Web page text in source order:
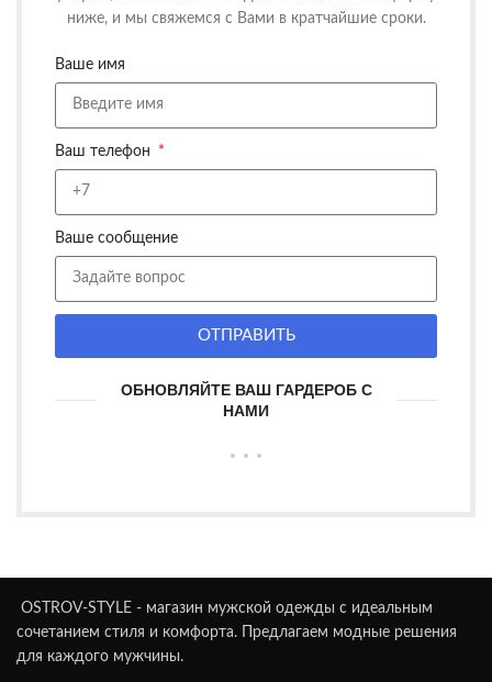
ниже, и мы свяжемся с Вами в кратчайшие сроки.
Ваше имя
Ваш телефон
Ваше сообщение
ОТПРАВИТЬ
ОБНОВЛЯЙТЕ ВАШ ГАРДЕРОБ С
НАМИ
OSTROV-STYLE - магазин мужской одежды с идеальным
сочетанием стиля и комфорта. Предлагаем модные решения
для каждого мужчины.